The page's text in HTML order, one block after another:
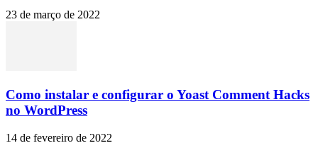
23 de março de 2022
Como instalar e configurar o Yoast Comment Hacks
no WordPress
14 de fevereiro de 2022